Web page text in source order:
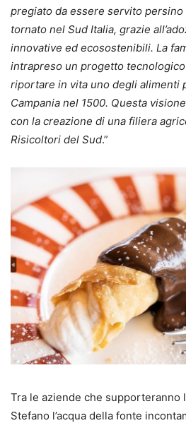
pregiato da essere servito
tornato nel Sud Italia, grazie
innovative ed ecosostenibili. La
intrapreso un progetto tecnologico
riportare in vita uno degli alimenti
Campania nel 1500. Questa
con la creazione di una filiera
Risicoltori del Sud.”
Tra le aziende che supporteranno
Stefano l’acqua della fonte